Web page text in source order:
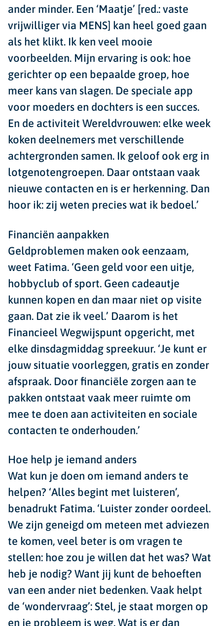
ander minder. Een ‘Maatje’ [red.: vaste
vrijwilliger via MENS] kan heel goed gaan
als het klikt. Ik ken veel mooie
voorbeelden. Mijn ervaring is ook: hoe
gerichter op een bepaalde groep, hoe
meer kans van slagen. De speciale app
voor moeders en dochters is een succes.
En de activiteit Wereldvrouwen: elke week
koken deelnemers met verschillende
achtergronden samen. Ik geloof ook erg in
lotgenotengroepen. Daar ontstaan vaak
nieuwe contacten en is er herkenning. Dan
hoor ik: zij weten precies wat ik bedoel.’
Financiën aanpakken
Geldproblemen maken ook eenzaam,
weet Fatima. ‘Geen geld voor een uitje,
hobbyclub of sport. Geen cadeautje
kunnen kopen en dan maar niet op visite
gaan. Dat zie ik veel.’ Daarom is het
Financieel Wegwijspunt opgericht, met
elke dinsdagmiddag spreekuur. ‘Je kunt er
jouw situatie voorleggen, gratis en zonder
afspraak. Door financiële zorgen aan te
pakken ontstaat vaak meer ruimte om
mee te doen aan activiteiten en sociale
contacten te onderhouden.’
Hoe help je iemand anders
Wat kun je doen om iemand anders te
helpen? ‘Alles begint met luisteren’,
benadrukt Fatima. ‘Luister zonder oordeel.
We zijn geneigd om meteen met adviezen
te komen, veel beter is om vragen te
stellen: hoe zou je willen dat het was? Wat
heb je nodig? Want jij kunt de behoeften
van een ander niet bedenken. Vaak helpt
de ‘wondervraag’: Stel, je staat morgen op
en je probleem is weg. Wat is er dan